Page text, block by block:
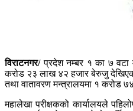
विराटनगर/प्रदेश नम्बर १ का ७ वटा
करोड २३ लाख ४२ हजार बेरुजु
तथा वातावरण मन्त्रालयमा १ करोड
महालेखा परीक्षकको कार्यालयले